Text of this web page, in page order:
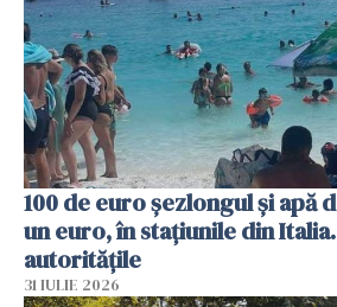
100 de euro șezlongul și apă
un euro, în stațiunile din
autoritățile
31 IULIE 2026